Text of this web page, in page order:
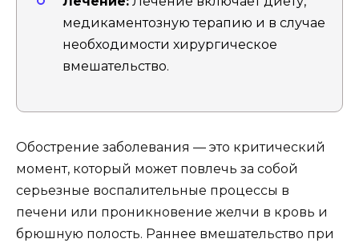
медикаментозную терапию и в случае
необходимости хирургическое
вмешательство.
Обострение заболевания — это критический
момент, который может повлечь за собой
серьезные воспалительные процессы в
печени или проникновение желчи в кровь и
брюшную полость. Раннее вмешательство при